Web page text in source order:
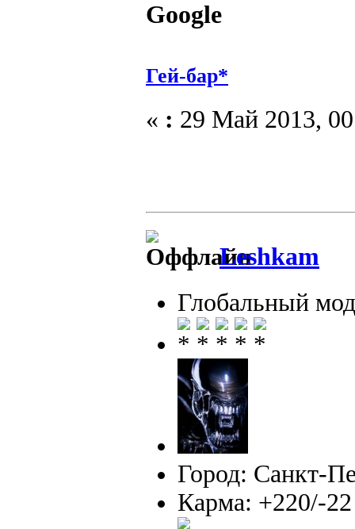
Google
Гей-бар*
« : 29 Май 2013,
Leshkam
Глобальный
Город: Санкт-
Карма: +220/-22